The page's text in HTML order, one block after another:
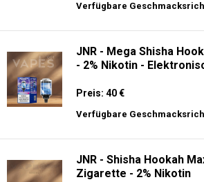
Verfügbare
JNR - Mega Shisha
- 2% Nikotin -
Preis: 40 €
Verfügbare
JNR - Shisha Hookah
Zigarette - 2% Nikotin